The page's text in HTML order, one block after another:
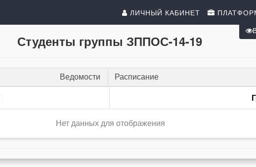
ЛИЧНЫЙ КАБИНЕТ
Студенты группы ЗППОС-14-19
Ведомости Расписание
Нет данных для отображения